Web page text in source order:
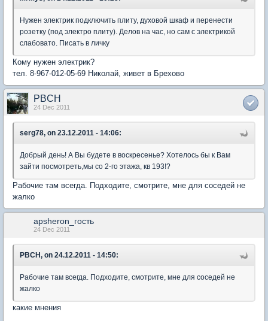
Нужен электрик подключить плиту, духовой шкаф и перенести
розетку (под электро плиту). Делов на час, но сам с электрикой
слабовато. Писать в личку
Кому нужен электрик?
тел. 8-967-012-05-69 Николай, живет в Брехово
PBCH
24 Dec 2011
serg78, on 23.12.2011 - 14:06:
Добрый день! А Вы будете в воскресенье? Хотелось бы к Вам
зайти посмотреть,мы со 2-го этажа, кв 193!?
Рабочие там всегда. Подходите, смотрите, мне для соседей не
жалко
apsheron_гость
24 Dec 2011
PBCH, on 24.12.2011 - 14:50:
Рабочие там всегда. Подходите, смотрите, мне для соседей не
жалко
какие мнения